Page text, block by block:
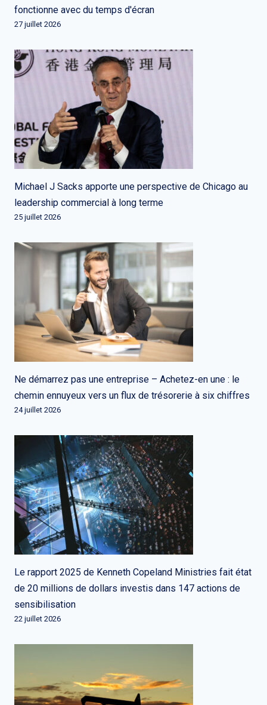
fonctionne avec du temps d'écran
27 juillet 2026
Michael J Sacks apporte une perspective de Chicago au
leadership commercial à long terme
25 juillet 2026
Ne démarrez pas une entreprise – Achetez-en une : le
chemin ennuyeux vers un flux de trésorerie à six chiffres
24 juillet 2026
Le rapport 2025 de Kenneth Copeland Ministries fait état
de 20 millions de dollars investis dans 147 actions de
sensibilisation
22 juillet 2026